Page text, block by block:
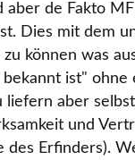
aber de Fakto
Dies mit dem
zu können was
bekannt ist
ohne
liefern aber
und
des Erfinders).